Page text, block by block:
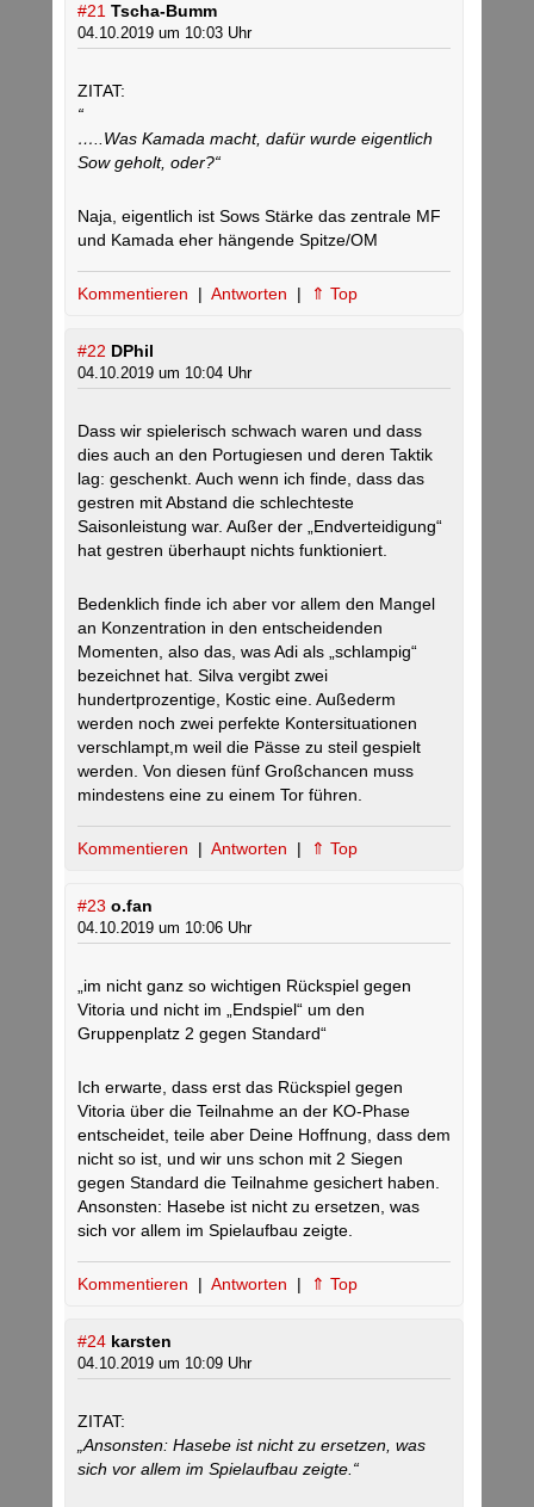
#21 Tscha-Bumm
04.10.2019 um 10:03 Uhr
ZITAT:
“
…..Was Kamada macht, dafür wurde eigentlich
Sow geholt, oder?“
Naja, eigentlich ist Sows Stärke das zentrale MF
und Kamada eher hängende Spitze/OM
Kommentieren | Antworten | ⇑ Top
#22 DPhil
04.10.2019 um 10:04 Uhr
Dass wir spielerisch schwach waren und dass
dies auch an den Portugiesen und deren Taktik
lag: geschenkt. Auch wenn ich finde, dass das
gestren mit Abstand die schlechteste
Saisonleistung war. Außer der „Endverteidigung“
hat gestren überhaupt nichts funktioniert.
Bedenklich finde ich aber vor allem den Mangel
an Konzentration in den entscheidenden
Momenten, also das, was Adi als „schlampig“
bezeichnet hat. Silva vergibt zwei
hundertprozentige, Kostic eine. Außederm
werden noch zwei perfekte Kontersituationen
verschlampt,m weil die Pässe zu steil gespielt
werden. Von diesen fünf Großchancen muss
mindestens eine zu einem Tor führen.
Kommentieren | Antworten | ⇑ Top
#23 o.fan
04.10.2019 um 10:06 Uhr
„im nicht ganz so wichtigen Rückspiel gegen
Vitoria und nicht im „Endspiel“ um den
Gruppenplatz 2 gegen Standard“
Ich erwarte, dass erst das Rückspiel gegen
Vitoria über die Teilnahme an der KO-Phase
entscheidet, teile aber Deine Hoffnung, dass dem
nicht so ist, und wir uns schon mit 2 Siegen
gegen Standard die Teilnahme gesichert haben.
Ansonsten: Hasebe ist nicht zu ersetzen, was
sich vor allem im Spielaufbau zeigte.
Kommentieren | Antworten | ⇑ Top
#24 karsten
04.10.2019 um 10:09 Uhr
ZITAT:
„Ansonsten: Hasebe ist nicht zu ersetzen, was
sich vor allem im Spielaufbau zeigte.“